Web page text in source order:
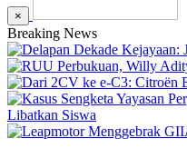
×
Breaking News
Libatkan Siswa